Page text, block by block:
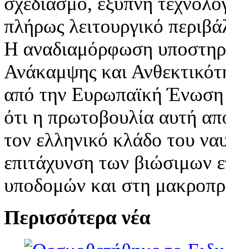
πλήρως λειτουργικό
Η αναδιαμόρφωση
Ανάκαμψης και
από την Ευρωπαϊκή
ότι η πρωτοβουλία αυτή
τον ελληνικό κλάδο του
επιτάχυνση των βιώσιμων
υποδομών και στη
Περισσότερα νέα